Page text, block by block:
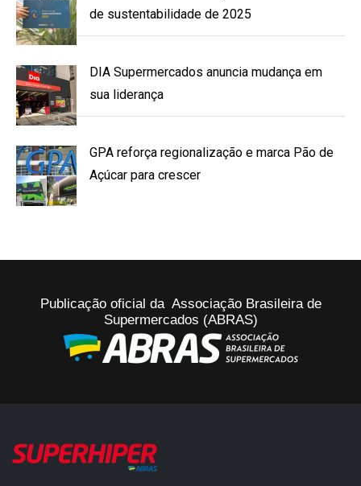
de sustentabilidade de 2025
DIA Supermercados anuncia mudança em
sua liderança
GPA reforça regionalização e marca Pão de
Açúcar para crescer
Publicação oficial da Associação Brasileira de
Supermercados (ABRAS)